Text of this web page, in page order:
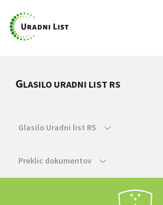
GLASILO URADNI LIST RS
Glasilo Uradni list RS
Preklic dokumentov